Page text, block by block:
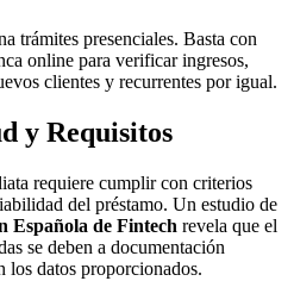
trámites presenciales. Basta con
online para verificar ingresos,
clientes y recurrentes por igual.
y Requisitos
requiere cumplir con criterios
del préstamo. Un estudio de
Española de Fintech revela que el
se deben a documentación
los datos proporcionados.